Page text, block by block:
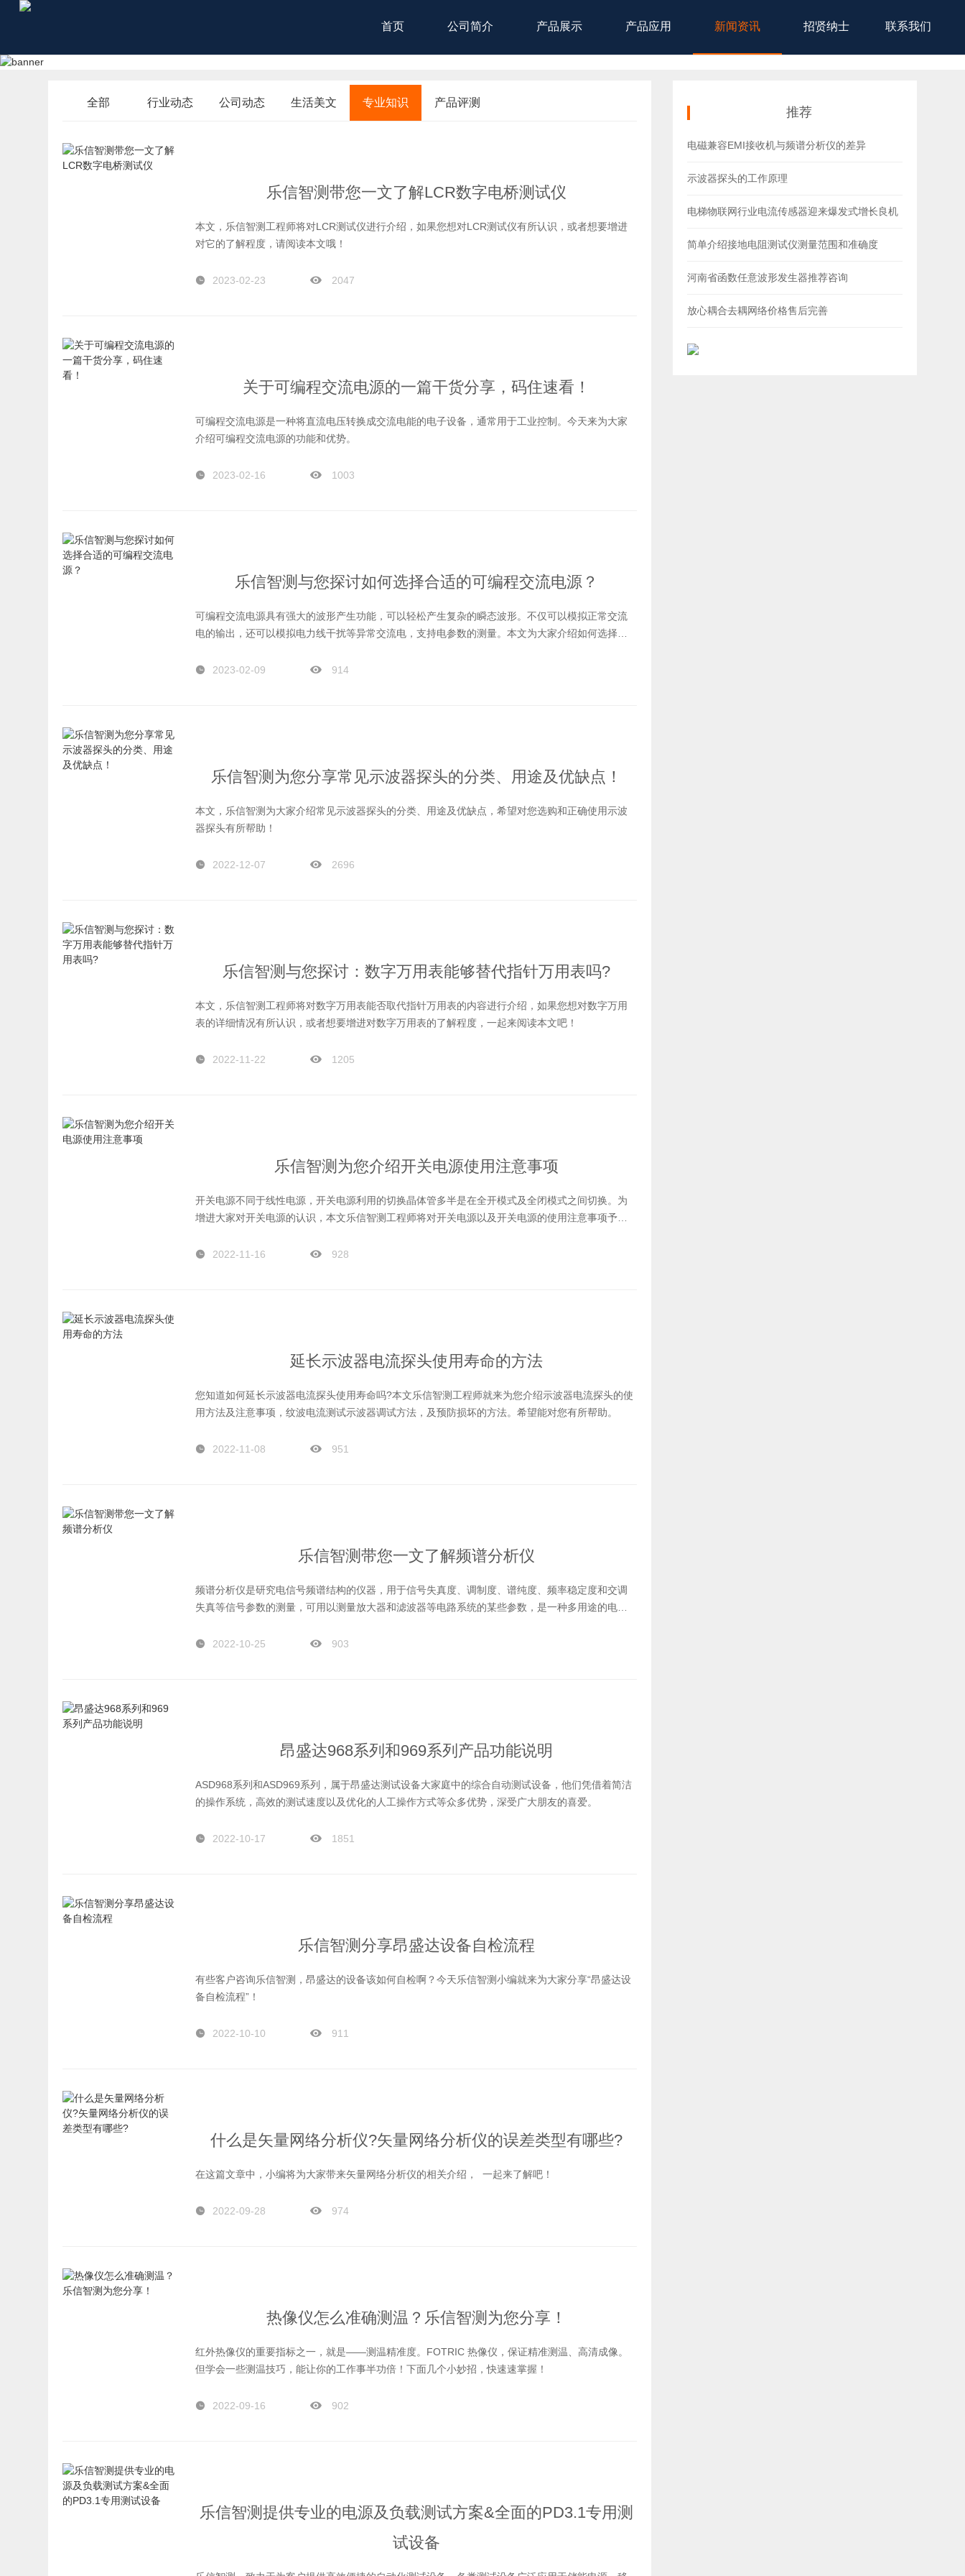
首页 公司简介 产品展示 产品应用 新闻资讯 招贤纳士 联系我们
全部 行业动态 公司动态 生活美文 专业知识 产品评测
乐信智测带您一文了解LCR数字电桥测试仪
本文，乐信智测工程师将对LCR测试仪进行介绍，如果您想对LCR测试仪有所认识，或者想要增进
对它的了解程度，请阅读本文哦！
2023-02-23 2047
关于可编程交流电源的一篇干货分享，码住速看！
可编程交流电源是一种将直流电压转换成交流电能的电子设备，通常用于工业控制。今天来为大家
介绍可编程交流电源的功能和优势。
2023-02-16 1003
乐信智测与您探讨如何选择合适的可编程交流电源？
可编程交流电源具有强大的波形产生功能，可以轻松产生复杂的瞬态波形。不仅可以模拟正常交流
电的输出，还可以模拟电力线干扰等异常交流电，支持电参数的测量。本文为大家介绍如何选择合
2023-02-09
914
乐信智测为您分享常见示波器探头的分类、用途及优缺点！
本文，乐信智测为大家介绍常见示波器探头的分类、用途及优缺点，希望对您选购和正确使用示波
器探头有所帮助！
2022-12-07 2696
乐信智测与您探讨：数字万用表能够替代指针万用表吗?
本文，乐信智测工程师将对数字万用表能否取代指针万用表的内容进行介绍，如果您想对数字万用
表的详细情况有所认识，或者想要增进对数字万用表的了解程度，一起来阅读本文吧！
2022-11-22 1205
乐信智测为您介绍开关电源使用注意事项
开关电源不同于线性电源，开关电源利用的切换晶体管多半是在全开模式及全闭模式之间切换。为
增进大家对开关电源的认识，本文乐信智测工程师将对开关电源以及开关电源的使用注意事项予以
2022-11-16
928
延长示波器电流探头使用寿命的方法
您知道如何延长示波器电流探头使用寿命吗?本文乐信智测工程师就来为您介绍示波器电流探头的使
用方法及注意事项，纹波电流测试示波器调试方法，及预防损坏的方法。希望能对您有所帮助。
2022-11-08 951
乐信智测带您一文了解频谱分析仪
频谱分析仪是研究电信号频谱结构的仪器，用于信号失真度、调制度、谱纯度、频率稳定度和交调
失真等信号参数的测量，可用以测量放大器和滤波器等电路系统的某些参数，是一种多用途的电子
就来为大家介绍频谱分析仪的一些相关知识。
2022-10-25 903
昂盛达968系列和969系列产品功能说明
ASD968系列和ASD969系列，属于昂盛达测试设备大家庭中的综合自动测试设备，他们凭借着简洁
的操作系统，高效的测试速度以及优化的人工操作方式等众多优势，深受广大朋友的喜爱。
2022-10-17 1851
乐信智测分享昂盛达设备自检流程
有些客户咨询乐信智测，昂盛达的设备该如何自检啊？今天乐信智测小编就来为大家分享“昂盛达设
备自检流程”！
2022-10-10 911
什么是矢量网络分析仪?矢量网络分析仪的误差类型有哪些?
在这篇文章中，小编将为大家带来矢量网络分析仪的相关介绍， 一起来了解吧！
2022-09-28 974
热像仪怎么准确测温？乐信智测为您分享！
红外热像仪的重要指标之一，就是——测温精准度。FOTRIC 热像仪，保证精准测温、高清成像。
但学会一些测温技巧，能让你的工作事半功倍！下面几个小妙招，快速速掌握！
2022-09-16 902
乐信智测提供专业的电源及负载测试方案&全面的PD3.1专用测
试设备
推荐
电磁兼容EMI接收机与频谱分析仪的差异
示波器探头的工作原理
电梯物联网行业电流传感器迎来爆发式增长良机
简单介绍接地电阻测试仪测量范围和准确度
河南省函数任意波形发生器推荐咨询
放心耦合去耦网络价格售后完善